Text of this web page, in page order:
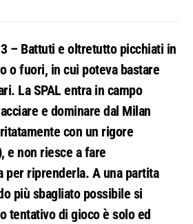
3 – Battuti e oltretutto picchiati in
o fuori, in cui poteva bastare
La SPAL entra in campo
e dominare dal Milan
con un rigore
e non riesce a fare
per riprenderla. A una partita
più sbagliato possibile si
tentativo di gioco è solo ed